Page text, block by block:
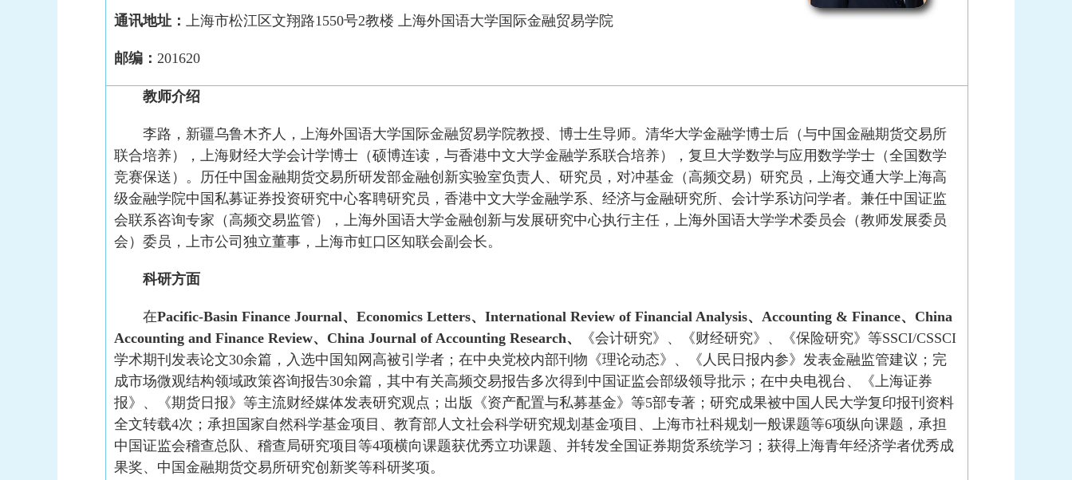
通讯地址： 上海市松江区文翔路1550号2教楼 上海外国语大学国际金融贸易学院
邮编： 201620
教师介绍
李路，新疆乌鲁木齐人，上海外国语大学国际金融贸易学院教授、博士生导师。清华大学金融学博士后（与中国金融期货交易所
联合培养），上海财经大学会计学博士（硕博连读，与香港中文大学金融学系联合培养），复旦大学数学与应用数学学士（全国数学
竞赛保送）。历任中国金融期货交易所研发部金融创新实验室负责人、研究员，对冲基金（高频交易）研究员，上海交通大学上海高
级金融学院中国私募证券投资研究中心客聘研究员，香港中文大学金融学系、经济与金融研究所、会计学系访问学者。兼任中国证监
会联系咨询专家（高频交易监管），上海外国语大学金融创新与发展研究中心执行主任，上海外国语大学学术委员会（教师发展委员
会）委员，上市公司独立董事，上海市虹口区知联会副会长。
科研方面
在Pacific-Basin Finance Journal、Economics Letters、International Review of Financial Analysis、Accounting & Finance、China
Accounting and Finance Review、China Journal of Accounting Research、
《会计研究》、《财经研究》、《保险研究》等SSCI/CSSCI
学术期刊发表论文30余篇，入选中国知网高被引学者；在中央党校内部刊物《理论动态》、《人民日报内参》发表金融监管建议；完
成市场微观结构领域政策咨询报告30余篇，其中有关高频交易报告多次得到中国证监会部级领导批示；在中央电视台、《上海证券
报》、《期货日报》等主流财经媒体发表研究观点；出版《资产配置与私募基金》等5部专著；研究成果被中国人民大学复印报刊资料
全文转载4次；承担国家自然科学基金项目、教育部人文社会科学研究规划基金项目、上海市社科规划一般课题等6项纵向课题，承担
中国证监会稽查总队、稽查局研究项目等4项横向课题获优秀立功课题、并转发全国证券期货系统学习；获得上海青年经济学者优秀成
果奖、中国金融期货交易所研究创新奖等科研奖项。